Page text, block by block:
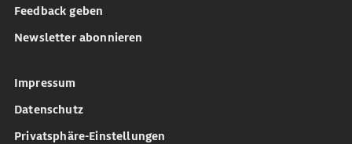
Feedback geben
Newsletter abonnieren
Impressum
Datenschutz
Privatsphäre-Einstellungen